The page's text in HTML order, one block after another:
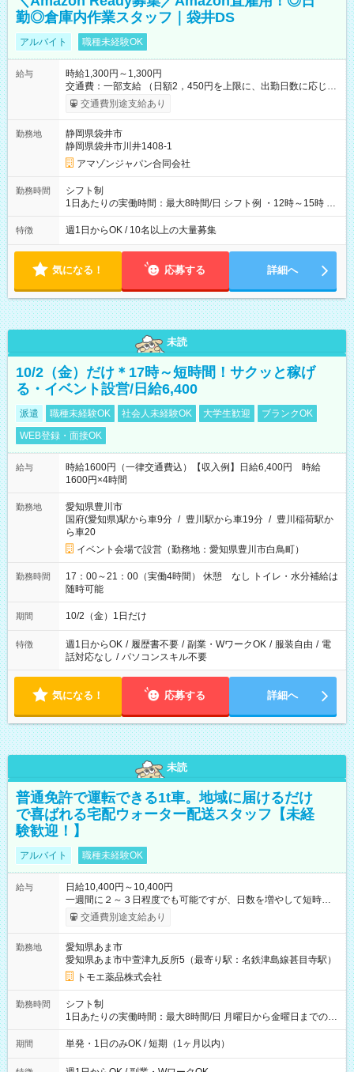
勤◎倉庫内作業スタッフ｜袋井DS
アルバイト 職種未経験OK
給与
時給1,300円～1,300円
交通費：一部支給 （日額2，450円を上限に、出勤日数に応じて
実費支給） ※22:00～翌5:00までは時給25%UP！ ■給与前払い
制度あり ※前払い額の上限あり、手数料無料（Amazon負担）
交通費別途支給あり
勤務地
静岡県袋井市
静岡県袋井市川井1408-1
アマゾンジャパン合同会社
勤務時間
シフト制
1日あたりの実働時間：最大8時間/日 シフト例 ・12時～15時 入
社後、就業可能シフトをご確認の上、申請してください。
特徴 週1日からOK / 10名以上の大量募集
気になる！ 応募する 詳細へ
未読
10/2（金）だけ＊17時～短時間！サクッと稼げ
る・イベント設営/日給6,400
派遣 職種未経験OK 社会人未経験OK 大学生歓迎
ブランクOK
WEB登録・面接OK
給与
時給1600円（一律交通費込）【収入例】日給6,400円 時給
1600円×4時間
勤務地
愛知県豊川市
国府(愛知県)駅から車9分 / 豊川駅から車19分 / 豊川稲荷駅か
ら車20
イベント会場で設営（勤務地：愛知県豊川市白鳥町）
勤務時間
17：00～21：00（実働4時間） 休憩 なし トイレ・水分補給は
随時可能
期間 10/2（金）1日だけ
特徴 週1日からOK / 履歴書不要 / 副業・WワークOK / 服装自由 / 電
話対応なし / パソコンスキル不要
気になる！ 応募する 詳細へ
未読
普通免許で運転できる1t車。地域に届けるだけ
で喜ばれる宅配ウォーター配送スタッフ【未経
験歓迎！】
アルバイト 職種未経験OK
給与
日給10,400円～10,400円
一週間に２～３日程度でも可能ですが、日数を増やして短時間
（午前のみ、午後のみなど）勤務も可能 曜日で固定できる方
を優先します 【試用期間】試用期間あり 試用期間の長さ：1ヶ
交通費別途支給あり
勤務地
愛知県あま市
愛知県あま市中萱津九反所5（最寄り駅：名鉄津島線甚目寺駅）
トモエ薬品株式会社
勤務時間
シフト制
1日あたりの実働時間：最大8時間/日 月曜日から金曜日までの間
の8時半から17時半の中で希望時間を決めます（休憩時間も必要
となります）夏季、年末年始、GWはおやすみです 祝日は出勤
期間 単発・1日のみOK / 短期（1ヶ月以内）